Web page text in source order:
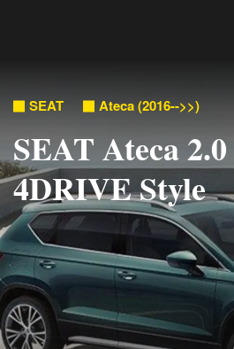
SEAT Ateca (2016-->>)
SEAT Ateca
4DRIVE Style